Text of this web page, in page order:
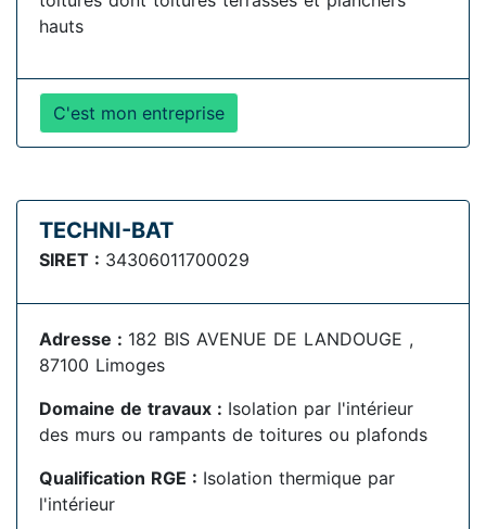
hauts
C'est mon entreprise
TECHNI-BAT
SIRET : 34306011700029
Adresse : 182 BIS AVENUE DE LANDOUGE ,
87100 Limoges
Domaine de travaux : Isolation par l'intérieur
des murs ou rampants de toitures ou plafonds
Qualification RGE : Isolation thermique par
l'intérieur